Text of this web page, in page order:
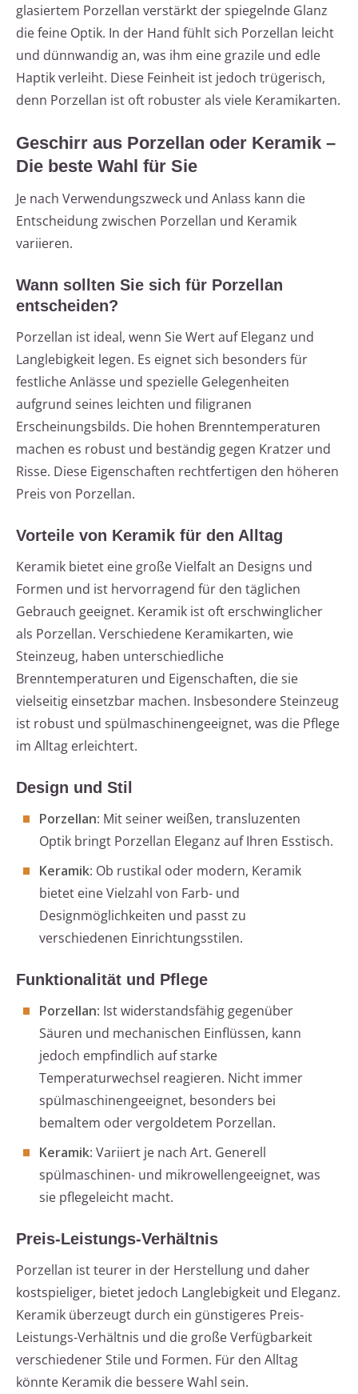
glasiertem Porzellan verstärkt der spiegelnde Glanz
die feine Optik. In der Hand fühlt sich Porzellan leicht
und dünnwandig an, was ihm eine grazile und edle
Haptik verleiht. Diese Feinheit ist jedoch trügerisch,
denn Porzellan ist oft robuster als viele Keramikarten.
Geschirr aus Porzellan oder Keramik –
Die beste Wahl für Sie
Je nach Verwendungszweck und Anlass kann die
Entscheidung zwischen Porzellan und Keramik
variieren.
Wann sollten Sie sich für Porzellan
entscheiden?
Porzellan ist ideal, wenn Sie Wert auf Eleganz und
Langlebigkeit legen. Es eignet sich besonders für
festliche Anlässe und spezielle Gelegenheiten
aufgrund seines leichten und filigranen
Erscheinungsbilds. Die hohen Brenntemperaturen
machen es robust und beständig gegen Kratzer und
Risse. Diese Eigenschaften rechtfertigen den höheren
Preis von Porzellan.
Vorteile von Keramik für den Alltag
Keramik bietet eine große Vielfalt an Designs und
Formen und ist hervorragend für den täglichen
Gebrauch geeignet. Keramik ist oft erschwinglicher
als Porzellan. Verschiedene Keramikarten, wie
Steinzeug, haben unterschiedliche
Brenntemperaturen und Eigenschaften, die sie
vielseitig einsetzbar machen. Insbesondere Steinzeug
ist robust und spülmaschinengeeignet, was die Pflege
im Alltag erleichtert.
Design und Stil
Porzellan: Mit seiner weißen, transluzenten
Optik bringt Porzellan Eleganz auf Ihren Esstisch.
Keramik: Ob rustikal oder modern, Keramik
bietet eine Vielzahl von Farb- und
Designmöglichkeiten und passt zu
verschiedenen Einrichtungsstilen.
Funktionalität und Pflege
Porzellan: Ist widerstandsfähig gegenüber
Säuren und mechanischen Einflüssen, kann
jedoch empfindlich auf starke
Temperaturwechsel reagieren. Nicht immer
spülmaschinengeeignet, besonders bei
bemaltem oder vergoldetem Porzellan.
Keramik: Variiert je nach Art. Generell
spülmaschinen- und mikrowellengeeignet, was
sie pflegeleicht macht.
Preis-Leistungs-Verhältnis
Porzellan ist teurer in der Herstellung und daher
kostspieliger, bietet jedoch Langlebigkeit und Eleganz.
Keramik überzeugt durch ein günstigeres Preis-
Leistungs-Verhältnis und die große Verfügbarkeit
verschiedener Stile und Formen. Für den Alltag
könnte Keramik die bessere Wahl sein.